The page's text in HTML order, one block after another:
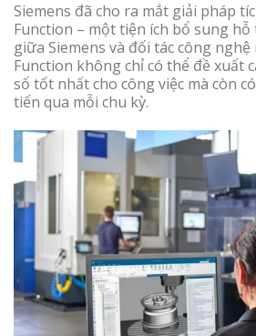
Siemens đã cho ra mắt giải pháp
Function – một tiện ích bổ sung hỗ
giữa Siemens và đối tác công nghệ
Function không chỉ có thể đề xuất
số tốt nhất cho công việc mà còn
tiến qua mỗi chu kỳ.